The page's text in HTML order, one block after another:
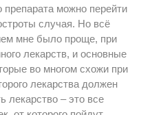
препарата можно перейти
случая. Но всё
мне было проще, при
лекарств, и основные
во многом схожи при
лекарства должен
лекарство – это все